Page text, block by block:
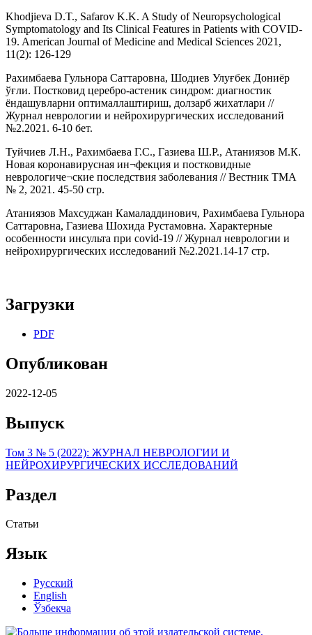
Khodjieva D.T., Safarov K.K. A Study of Neuropsychological
Symptomatology and Its Clinical Features in Patients with COVID-
19. American Journal of Medicine and Medical Sciences 2021,
11(2): 126-129
Рахимбаева Гульнора Саттаровна, Шодиев Улуғбек Дониёр
ўғли. Постковид цeрeбро-астeник синдром: диагностик
ёндашувларни оптималлаштириш, долзарб жихатлари //
Журнал неврологии и нейрохирургических исследований
№2.2021. 6-10 бет.
Туйчиев Л.Н., Рахимбаева Г.С., Газиева Ш.Р., Атаниязов М.К.
Новая коронавирусная ин¬фекция и постковидные
неврологиче¬ские последствия заболевания // Вестник ТМА
№ 2, 2021. 45-50 стр.
Атаниязов Махсуджан Камаладдинович, Рахимбаева Гульнора
Саттаровна, Газиева Шохида Рустамовна. Характерные
особенности инсульта при covid-19 // Журнал неврологии и
нейрохирургических исследований №2.2021.14-17 стр.
Загрузки
PDF
Опубликован
2022-12-05
Выпуск
Том 3 № 5 (2022): ЖУРНАЛ НЕВРОЛОГИИ И
НЕЙРОХИРУРГИЧЕСКИХ ИССЛЕДОВАНИЙ
Раздел
Статьи
Язык
Русский
English
Ўзбекча